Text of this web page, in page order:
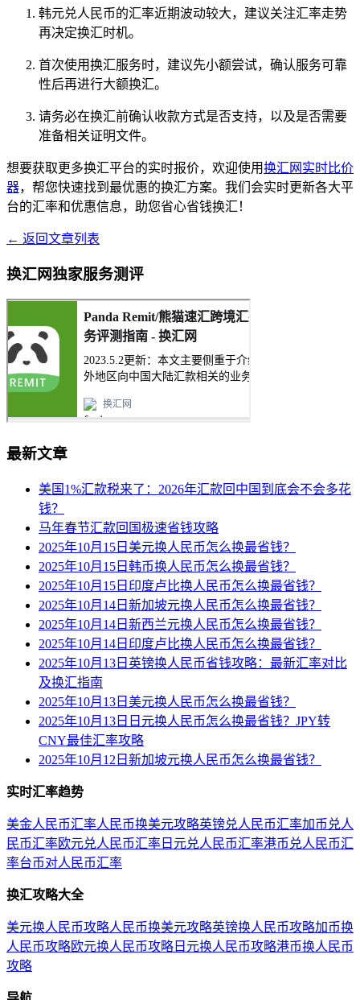
韩元兑人民币的汇率近期波动较大，建议关注汇率走势
再决定换汇时机。
首次使用换汇服务时，建议先小额尝试，确认服务可靠
性后再进行大额换汇。
请务必在换汇前确认收款方式是否支持，以及是否需要
准备相关证明文件。
想要获取更多换汇平台的实时报价，欢迎使用换汇网实时比价
器，帮您快速找到最优惠的换汇方案。我们会实时更新各大平
台的汇率和优惠信息，助您省心省钱换汇！
← 返回文章列表
换汇网独家服务测评
最新文章
美国1%汇款税来了：2026年汇款回中国到底会不会多花
钱？
马年春节汇款回国极速省钱攻略
2025年10月15日美元换人民币怎么换最省钱？
2025年10月15日韩币换人民币怎么换最省钱？
2025年10月15日印度卢比换人民币怎么换最省钱？
2025年10月14日新加坡元换人民币怎么换最省钱？
2025年10月14日新西兰元换人民币怎么换最省钱？
2025年10月14日印度卢比换人民币怎么换最省钱？
2025年10月13日英镑换人民币省钱攻略：最新汇率对比
及换汇指南
2025年10月13日美元换人民币怎么换最省钱？
2025年10月13日日元换人民币怎么换最省钱？JPY转
CNY最佳汇率攻略
2025年10月12日新加坡元换人民币怎么换最省钱？
实时汇率趋势
美金人民币汇率人民币换美元攻略英镑兑人民币汇率加币兑人
民币汇率欧元兑人民币汇率 日元兑人民币汇率港币兑人民币汇
率台币对人民币汇率
换汇攻略大全
美元换人民币攻略人民币换美元攻略英镑换人民币攻略加币换
人民币攻略欧元换人民币攻略 日元换人民币攻略港币换人民币
攻略